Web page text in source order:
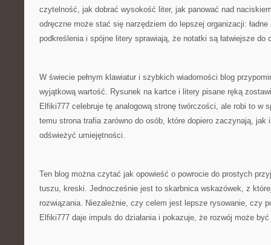
czytelność, jak dobrać wysokość liter, jak panować nad
odręczne może stać się narzędziem do lepszej organizacji: ładne
podkreślenia i spójne litery sprawiają, że notatki są łatwiejsze do
W świecie pełnym klawiatur i szybkich wiadomości blog
wyjątkową wartość. Rysunek na kartce i litery pisane ręką
Elfiki777 celebruje tę analogową stronę twórczości, ale robi to w
temu strona trafia zarówno do osób, które dopiero zaczynają,
odświeżyć umiejętności.
Ten blog można czytać jak opowieść o powrocie do prostych
tuszu, kreski. Jednocześnie jest to skarbnica wskazówek, z
rozwiązania. Niezależnie, czy celem jest lepsze rysowanie, czy
Elfiki777 daje impuls do działania i pokazuje, że rozwój może